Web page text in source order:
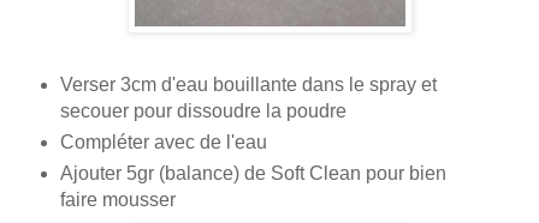
Verser 3cm d'eau bouillante dans le spray et
secouer pour dissoudre la poudre
Compléter avec de l'eau
Ajouter 5gr (balance) de Soft Clean pour bien
faire mousser